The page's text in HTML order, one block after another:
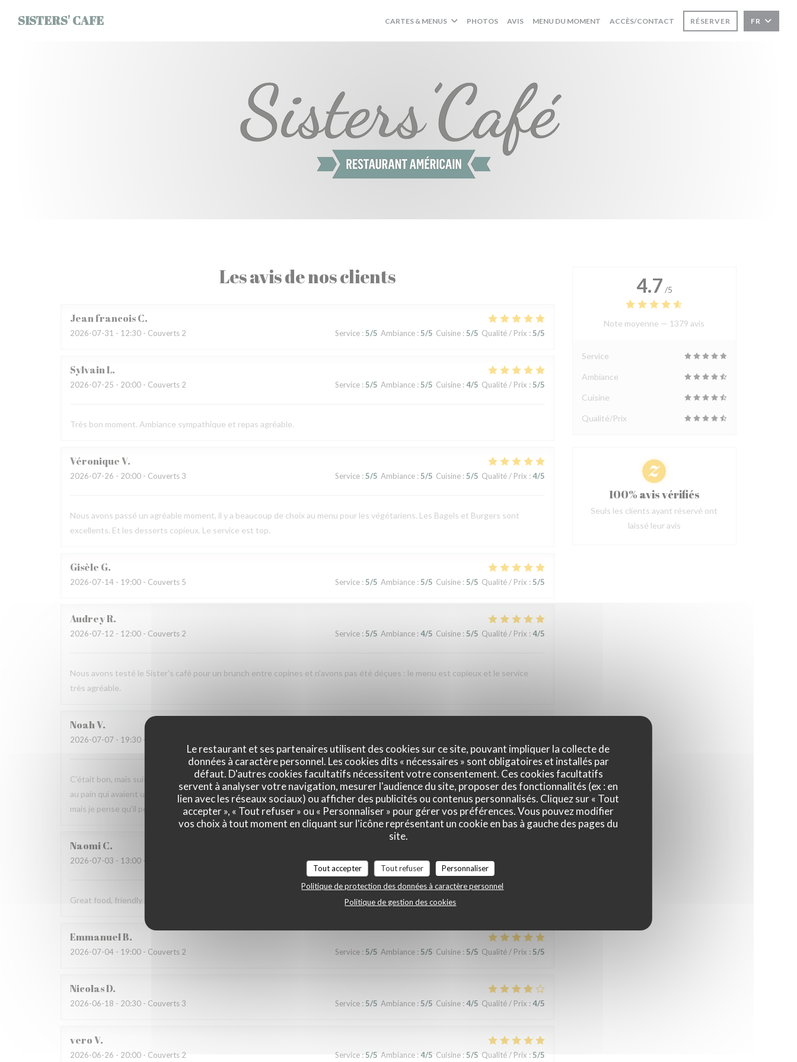
Le restaurant et ses partenaires utilisent des cookies sur ce site, pouvant impliquer la collecte de
données à caractère personnel. Les cookies dits « nécessaires » sont obligatoires et installés par
défaut. D'autres cookies facultatifs nécessitent votre consentement. Ces cookies facultatifs
servent à analyser votre navigation, mesurer l'audience du site, proposer des fonctionnalités (ex : en
lien avec les réseaux sociaux) ou afficher des publicités ou contenus personnalisés. Cliquez sur « Tout
accepter », « Tout refuser » ou « Personnaliser » pour gérer vos préférences. Vous pouvez modifier
vos choix à tout moment en cliquant sur l'icône représentant un cookie en bas à gauche des pages du
site.
Tout accepter Tout refuser
Personnaliser
Politique de protection des données à caractère personnel
Politique de gestion des cookies
SISTERS' CAFE CARTES & MENUS PHOTOS AVIS MENU DU MOMENT((OUVRE UNE NOUVELLE FENÊTRE))
ACCÈS/CONTACT RÉSERVER FR
Les avis de nos clients
Jean francoisC
2026-07-31 - 12:30 - Couverts 2 Service: 5/5 Ambiance: 5/5 Cuisine: 5/5 Qualité / Prix : 5/5
SylvainL
2026-07-25 - 20:00 - Couverts 2 Service: 5/5 Ambiance: 5/5 Cuisine: 4/5 Qualité / Prix : 5/5
Très bon moment. Ambiance sympathique et repas agréable.
VéroniqueV
2026-07-26 - 20:00 - Couverts 3 Service: 5/5 Ambiance: 5/5 Cuisine: 5/5 Qualité / Prix : 4/5
Nous avons passé un agréable moment, il y a beaucoup de choix au menu pour les végétariens. Les Bagels et Burgers sont
excellents. Et les desserts copieux. Le service est top.
Gisèle G
2026-07-14 - 19:00 - Couverts 5 Service: 5/5 Ambiance: 5/5 Cuisine: 5/5 Qualité / Prix : 5/5
AudreyR
2026-07-12 - 12:00 - Couverts 2 Service: 5/5 Ambiance: 4/5 Cuisine: 5/5 Qualité / Prix : 4/5
Nous avons testé le Sister's café pour un brunch entre copines et n'avons pas été déçues : le menu est copieux et le service
très agréable.
NoahV
2026-07-07 - 19:30 - Couverts 6
C’était bon, mais suite à la soirée j’ai fait une violente indigestion qui a nécessité un lavement. C’est sûrement dû à la viande et
au pain qui avaient un goût légèrement avarié, comme si elle avait pris un coup de chaud. Je ne recommande pas ce restaurant,
mais je pense qu’il peut s’améliorer.
NaomiC
2026-07-03 - 13:00 - Couverts 4 Service:5 /5 Ambiance:5/5 Cuisine:5/5 Qualité / Prix
Great food, friendly and welcoming staff. Lovely experience!
EmmanuelB
2026-07-04 - 19:00 - Couverts 2 Service: 5/5 Ambiance: 5/5 Cuisine: 5/5 Qualité / Prix : 5/5
NicolasD
2026-06-18 - 20:30 - Couverts 3 Service: 5/5 Ambiance: 5/5 Cuisine: 4/5 Qualité / Prix : 4/5
veroV
2026-06-26 - 20:00 - Couverts 2 Service: 5/5 Ambiance: 4/5 Cuisine: 5/5 Qualité / Prix : 5/5
4.7 /5
Note moyenne — 1379 avis
Service
Ambiance
Cuisine
Qualité/Prix
100% avis vérifiés
Seuls les clients ayant réservé ont
laissé leur avis